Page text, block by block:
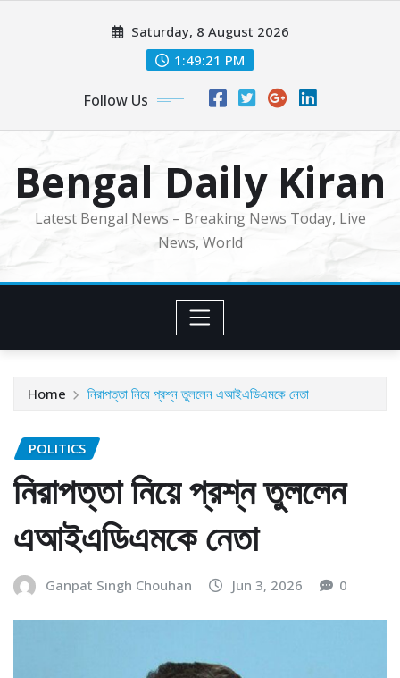
Saturday, 8 August 2026
1:49:22 PM
Follow Us
Bengal Daily Kiran
Latest Bengal News – Breaking News Today, Live
News, World
Home নিরাপত্তা নিয়ে প্রশ্ন তুললেন এআইএডিএমকে নেতা
POLITICS
নিরাপত্তা নিয়ে প্রশ্ন তুললেন
এআইএডিএমকে নেতা
Ganpat Singh Chouhan Jun 3, 2026 0